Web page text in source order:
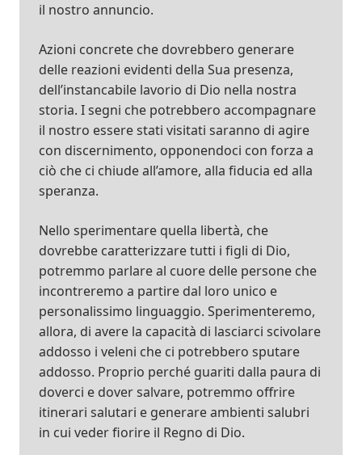
il nostro annuncio.
Azioni concrete che dovrebbero generare
delle reazioni evidenti della Sua presenza,
dell’instancabile lavorio di Dio nella nostra
storia. I segni che potrebbero accompagnare
il nostro essere stati visitati saranno di agire
con discernimento, opponendoci con forza a
ciò che ci chiude all’amore, alla fiducia ed alla
speranza.
Nello sperimentare quella libertà, che
dovrebbe caratterizzare tutti i figli di Dio,
potremmo parlare al cuore delle persone che
incontreremo a partire dal loro unico e
personalissimo linguaggio. Sperimenteremo,
allora, di avere la capacità di lasciarci scivolare
addosso i veleni che ci potrebbero sputare
addosso. Proprio perché guariti dalla paura di
doverci e dover salvare, potremmo offrire
itinerari salutari e generare ambienti salubri
in cui veder fiorire il Regno di Dio.